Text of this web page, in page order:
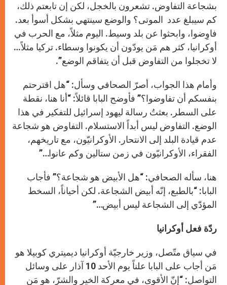
بشجاعة التفاوض. تشعرون بالخجل، لكن إن تابعتم ذلك،
كم سيبلغ عدد الموتى؟ والوضع سينتهي بشكل أسوأ بعد.
فاوِضوا، وابحثوا عن بلد وسيط. اليوم مثلاً، مع الحرب في
أوكرانيا، كثر هم مَن يودّون أن يكونوا وسطاء. تركيا مثلاً…
لا تخجلوا من التفاوض قبل أن يتفاقم الوضع”.
وأمام هذا الجواب، أصرّ الصحافي وسأل: “هل اقترحتم
بنفسكم أن تفاوضوا؟” فأوضح البابا قائلاً: “أنا هنا، نقطة
على السطر. بعثتُ رسالة ليهود إسرائيل للتفكير في هذا
الوضع. التفاوض ليس أبداً الاستسلام. التفاوض هو شجاعة
عدم قيادة البلد إلى الانتحار. الأوكرانيّون، مع تاريخهم،
الفقراء، الأوكرانيّون في زمن ستالين وكم عانوا…”
هنا، سأله الصحافي: “هل الأبيض هو شجاعة؟” فأجاب
البابا: “بالطبع، إنّه أبيض الشجاعة. لكن أحياناً، السخط
المؤدّي إلى الشجاعة ليس أبيض…”
ردّة فعل أوكرانيا
في سياق متّصل، وزير خارجيّة أوكرانيا ديميتري كوبيلا هو
مَن أجاب على البابا علناً يوم الأحد 10 آذار على وسائل
التواصل: “إنّ الأقوى، في معركة الخير والشرّ، هو مَن